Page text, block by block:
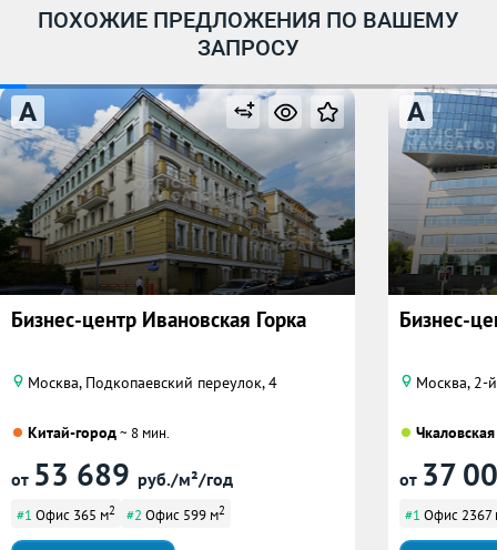
ПОХОЖИЕ ПРЕДЛОЖЕНИЯ ПО ВАШЕМУ
ЗАПРОСУ
A
Бизнес-центр Ивановская Горка
Москва, Подкопаевский переулок, 4
Китай-город~ 8 мин.
от 53 689 руб./м²/год
#1 Офис 365 м2 #2 Офис 599 м2
A
Бизнес-
Москва, 2-
Чкаловская
от 37
#1 Офис 2367